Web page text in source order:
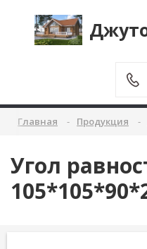
Главная Продукция
Угол